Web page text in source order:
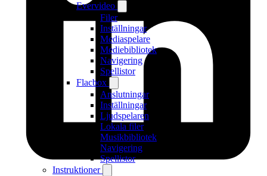
Evervideo
Filer
Inställningar
Mediaspelare
Mediebibliotek
Navigering
Spellistor
Flacbox
Anslutningar
Inställningar
Ljudspelaren
Lokala filer
Musikbibliotek
Navigering
Spellistor
Instruktioner